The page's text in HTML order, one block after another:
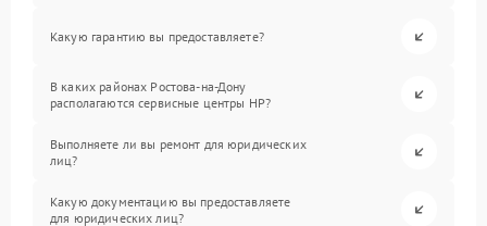
Какую гарантию вы предоставляете?
В каких районах Ростова-на-Дону
располагаются сервисные центры HP?
Выполняете ли вы ремонт для юридических
лиц?
Какую документацию вы предоставляете
для юридических лиц?